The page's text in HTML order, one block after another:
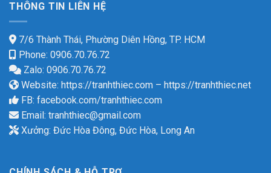
THÔNG TIN LIÊN HỆ
7/6 Thành Thái, Phường Diên Hồng, TP. HCM
Phone: 0906.70.76.72
Zalo: 0906.70.76.72
Website: https://tranhthiec.com – https://tranhthiec.net
FB: facebook.com/tranhthiec.com
Email: tranhthiec@gmail.com
Xưởng: Đức Hòa Đông, Đức Hòa, Long An